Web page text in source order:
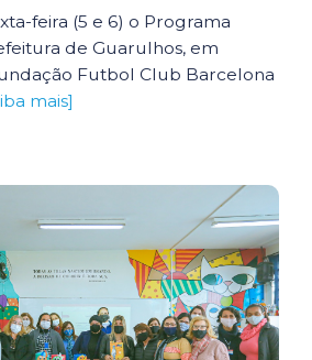
feira (5 e 6) o Programa
de Guarulhos, em
Futbol Club Barcelona
mais]